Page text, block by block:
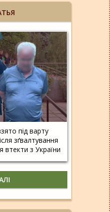
під варту
зґвалтування
втекти з України